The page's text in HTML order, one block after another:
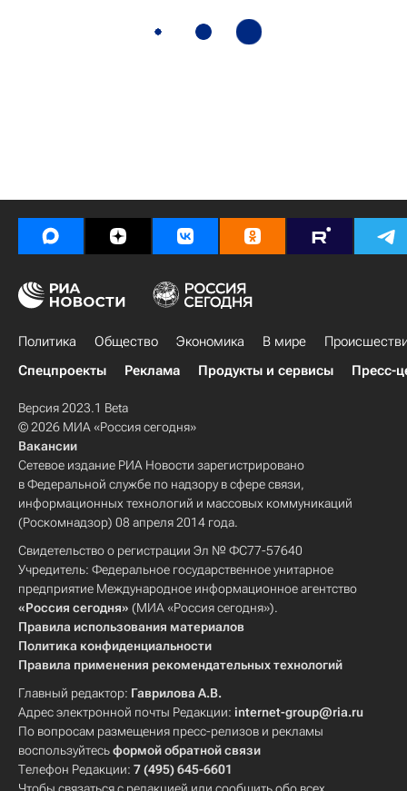
Политика Общество Экономика В мире
Спецпроекты
Реклама Продукты и сервисы Пресс-
Версия 2023.1 Beta
© 2026 МИА «Россия сегодня»
Вакансии
Сетевое издание РИА Новости зарегистрировано
в Федеральной службе по надзору в сфере связи,
информационных технологий и массовых коммуникаций
(Роскомнадзор) 08 апреля 2014 года.
Свидетельство о регистрации Эл № ФС77-57640
Учредитель: Федеральное государственное унитарное
предприятие Международное информационное агентство
«Россия сегодня» (МИА «Россия сегодня»).
Правила использования материалов
Политика конфиденциальности
Правила применения рекомендательных технологий
Главный редактор: Гаврилова А.В.
Адрес электронной почты Редакции: internet-group@ria.ru
По вопросам размещения пресс-релизов и рекламы
воспользуйтесьформой обратной связи
Телефон Редакции: 7 (495) 645-6601